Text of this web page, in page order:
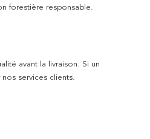
forestière responsable.
avant la livraison. Si un
services clients.